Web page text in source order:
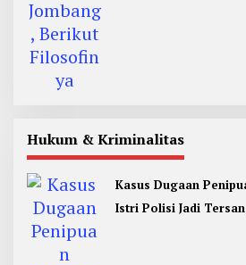
Hukum & Kriminalitas
Kasus Dugaan
Istri Polisi Jadi